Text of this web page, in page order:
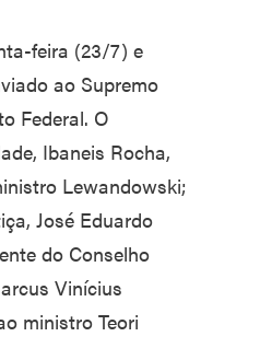
feira (23/7) e
ao Supremo
Federal. O
Ibaneis Rocha,
Lewandowski;
José Eduardo
do Conselho
Vinícius
ministro Teori